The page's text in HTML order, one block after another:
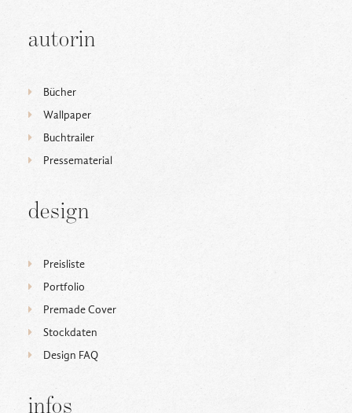
autorin
Bücher
Wallpaper
Buchtrailer
Pressematerial
design
Preisliste
Portfolio
Premade Cover
Stockdaten
Design FAQ
infos